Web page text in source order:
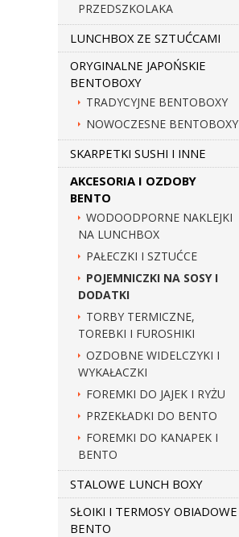
PRZEDSZKOLAKA
LUNCHBOX ZE SZTUĆCAMI
ORYGINALNE JAPOŃSKIE
BENTOBOXY
TRADYCYJNE BENTOBOXY
NOWOCZESNE BENTOBOXY
SKARPETKI SUSHI I INNE
AKCESORIA I OZDOBY
BENTO
WODOODPORNE NAKLEJKI
NA LUNCHBOX
PAŁECZKI I SZTUĆCE
POJEMNICZKI NA SOSY I
DODATKI
TORBY TERMICZNE,
TOREBKI I FUROSHIKI
OZDOBNE WIDELCZYKI I
WYKAŁACZKI
FOREMKI DO JAJEK I RYŻU
PRZEKŁADKI DO BENTO
FOREMKI DO KANAPEK I
BENTO
STALOWE LUNCH BOXY
SŁOIKI I TERMOSY OBIADOWE
BENTO